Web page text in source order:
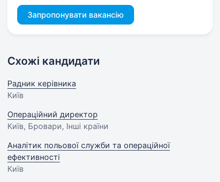
Запропонувати вакансію
Схожі кандидати
Радник керівника
Київ
Операційний директор
Київ, Бровари, Інші країни
Аналітик польової служби та операційної
ефективності
Київ